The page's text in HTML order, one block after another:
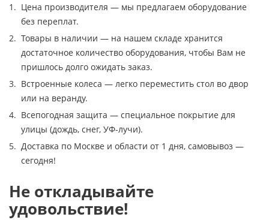
Цена производителя — мы предлагаем оборудование
без переплат.
Товары в наличии — на нашем складе хранится
достаточное количество оборудования, чтобы Вам не
пришлось долго ожидать заказ.
Встроенные колеса — легко переместить стол во двор
или на веранду.
Всепогодная защита — специальное покрытие для
улицы (дождь, снег, УФ-лучи).
Доставка по Москве и области от 1 дня, самовывоз —
сегодня!
Не откладывайте
удовольствие!